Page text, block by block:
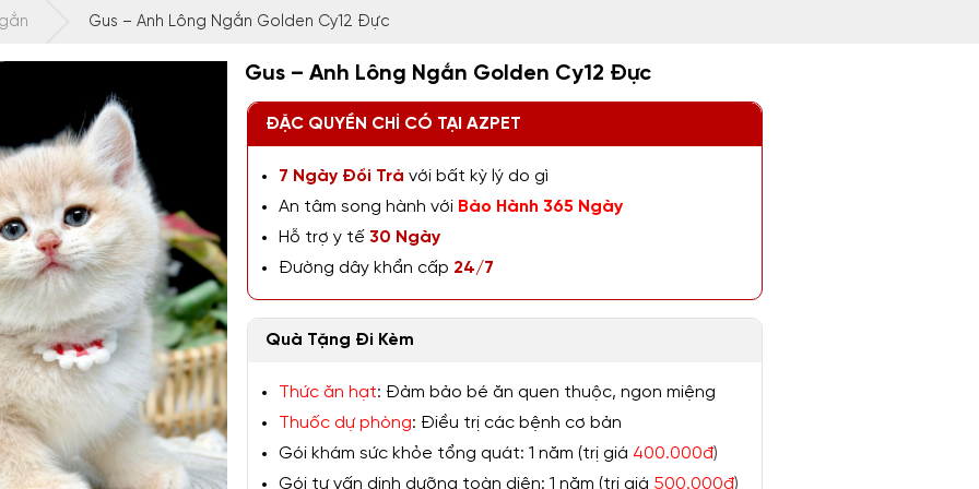
Gus – Anh Lông Ngắn Golden Cy12 Đực
Gus – Anh Lông Ngắn Golden Cy12 Đực
ĐẶC QUYỀN CHỈ CÓ TẠI AZPET
7 Ngày Đổi Trả với bất kỳ lý do gì
An tâm song hành với Bảo Hành 365 Ngày
Hỗ trợ y tế 30 Ngày
Đường dây khẩn cấp 24/7
Quà Tặng Đi Kèm
Thức ăn hạt: Đảm bảo bé ăn quen thuộc, ngon miệng
Thuốc dự phòng: Điều trị các bệnh cơ bản
Gói khám sức khỏe tổng quát: 1 năm (trị giá 400.000đ)
Gói tư vấn dinh dưỡng toàn diện: 1 năm (trị giá 500.000đ)